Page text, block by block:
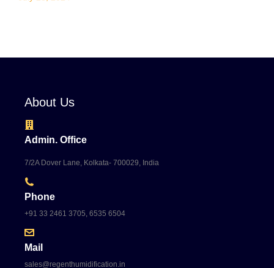
About Us
Admin. Office
7/2A Dover Lane, Kolkata- 700029, India
Phone
+91 33 2461 3705, 6535 6504
Mail
sales@regenthumidification.in